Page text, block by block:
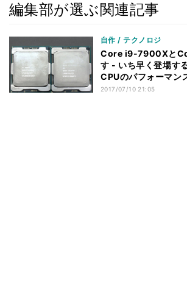
編集部が選ぶ関連記事
自作 / テクノロジ
Core i9-7900Xと
す - いち早く登場す
CPUのパフォーマン
2017/07/10 21:05